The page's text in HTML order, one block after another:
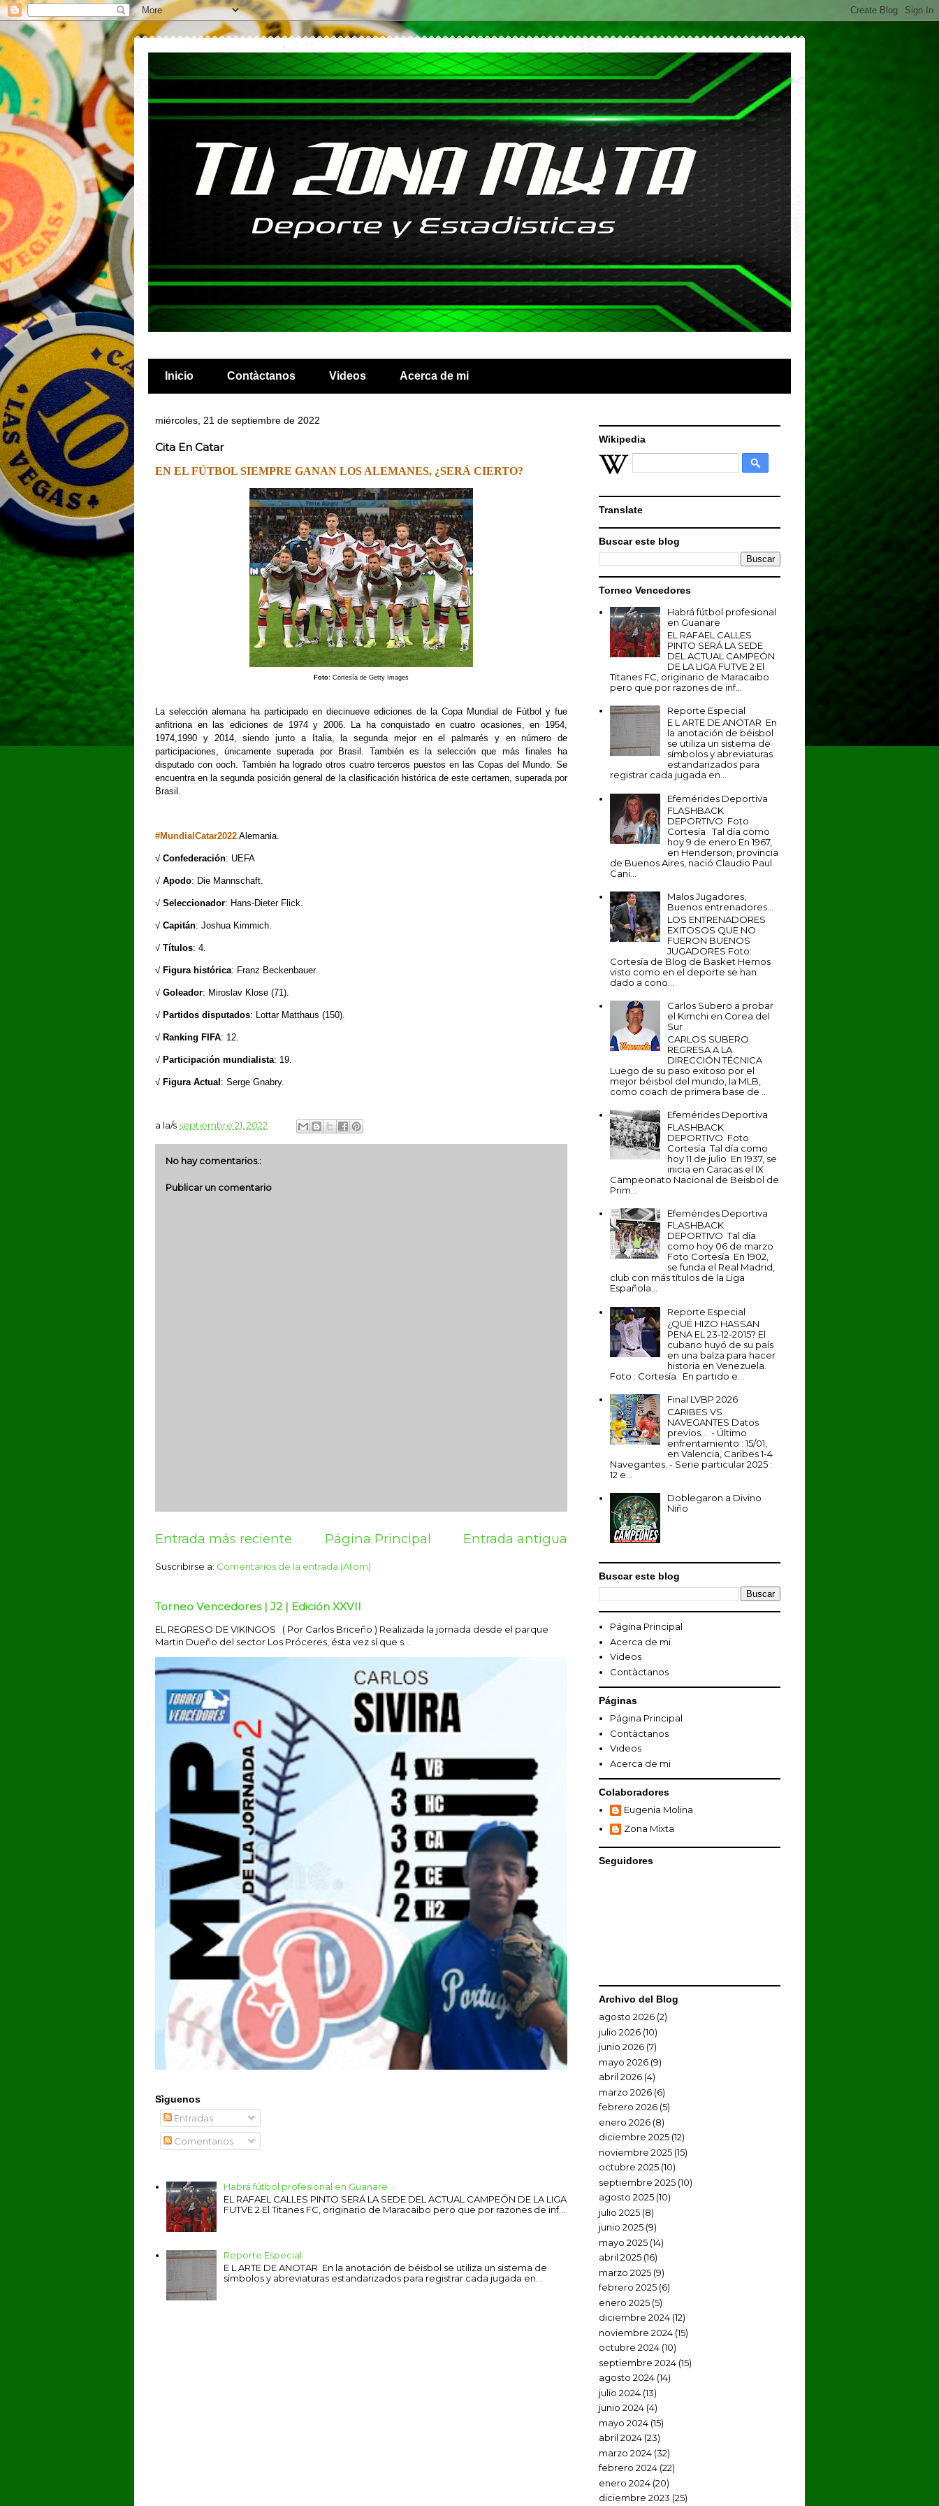
Inicio Contàctanos Videos Acerca de mi
miércoles, 21 de septiembre de 2022
Cita En Catar
EN EL FÚTBOL SIEMPRE GANAN LOS ALEMANES, ¿SERÁ CIERTO?
Foto: Cortesía de Getty Images
La selección alemana ha participado en diecinueve ediciones de la Copa Mundial de Fútbol y fue
anfitriona en las ediciones de 1974 y 2006. La ha conquistado en cuatro ocasiones, en 1954,
1974,1990 y 2014, siendo junto a Italia, la segunda mejor en el palmarés y en número de
participaciones, únicamente superada por Brasil. También es la selección que más finales ha
disputado con ooch. También ha logrado otros cuatro terceros puestos en las Copas del Mundo. Se
encuentra en la segunda posición general de la clasificación histórica de este certamen, superada por
Brasil.
#MundialCatar2022 Alemania.
√ Confederación: UEFA
√ Apodo: Die Mannschaft.
√ Seleccionador: Hans-Dieter Flick.
√ Capitán: Joshua Kimmich.
√ Títulos: 4.
√ Figura histórica: Franz Beckenbauer.
√ Goleador: Miroslav Klose (71).
√ Partidos disputados: Lottar Matthaus (150).
√ Ranking FIFA: 12.
√ Participación mundialista: 19.
√ Figura Actual : Serge Gnabry.
a la/s septiembre 21, 2022
No hay comentarios.:
Publicar un comentario
Entrada más reciente Entrada antigua
Página Principal
Suscribirse a: Comentarios de la entrada (Atom)
Torneo Vencedores | J2 | Edición XXVII
EL REGRESO DE VIKINGOS ( Por Carlos Briceño ) Realizada la jornada desde el parque
Martin Dueño del sector Los Próceres, ésta vez sí que s...
Sìguenos
Entradas
Comentarios
Habrá fútbol profesional en Guanare
EL RAFAEL CALLES PINTO SERÁ LA SEDE DEL ACTUAL CAMPEÓN DE LA LIGA
FUTVE 2 El Titanes FC, originario de Maracaibo pero que por razones de inf...
Reporte Especial
E L ARTE DE ANOTAR En la anotación de béisbol se utiliza un sistema de
símbolos y abreviaturas estandarizados para registrar cada jugada en...
Wikipedia
Translate
Buscar este blog
Torneo Vencedores
Habrá fútbol profesional
en Guanare
EL RAFAEL CALLES
PINTO SERÁ LA SEDE
DEL ACTUAL CAMPEÓN
DE LA LIGA FUTVE 2 El
Titanes FC, originario de Maracaibo
pero que por razones de inf...
Reporte Especial
E L ARTE DE ANOTAR En
la anotación de béisbol
se utiliza un sistema de
símbolos y abreviaturas
estandarizados para
registrar cada jugada en...
Efemérides Deportiva
FLASHBACK
DEPORTIVO Foto
Cortesía Tal día como
hoy 9 de enero En 1967,
en Henderson, provincia
de Buenos Aires, nació Claudio Paul
Cani...
Malos Jugadores,
Buenos entrenadores...
LOS ENTRENADORES
EXITOSOS QUE NO
FUERON BUENOS
JUGADORES Foto:
Cortesía de Blog de Basket Hemos
visto como en el deporte se han
dado a cono...
Carlos Subero a probar
el Kimchi en Corea del
Sur
CARLOS SUBERO
REGRESA A LA
DIRECCIÓN TÉCNICA
Luego de su paso exitoso por el
mejor béisbol del mundo, la MLB,
como coach de primera base de ...
Efemérides Deportiva
FLASHBACK
DEPORTIVO Foto
Cortesía Tal día como
hoy 11 de julio En 1937, se
inicia en Caracas el IX
Campeonato Nacional de Beisbol de
Prim...
Efemérides Deportiva
FLASHBACK
DEPORTIVO Tal día
como hoy 06 de marzo
Foto Cortesía En 1902,
se funda el Real Madrid,
club con más títulos de la Liga
Española...
Reporte Especial
¿QUÉ HIZO HASSAN
PENA EL 23-12-2015? El
cubano huyó de su país
en una balza para hacer
historia en Venezuela.
Foto : Cortesía En partido e...
Final LVBP 2026
CARIBES VS
NAVEGANTES Datos
previos... - Último
enfrentamiento : 15/01,
en Valencia, Caribes 1-4
Navegantes. - Serie particular 2025 :
12 e...
Doblegaron a Divino
Niño
Buscar este blog
Página Principal
Acerca de mi
Videos
Contàctanos
Páginas
Página Principal
Contàctanos
Videos
Acerca de mi
Colaboradores
Eugenia Molina
Zona Mixta
Seguidores
Archivo del Blog
agosto 2026 (2)
julio 2026 (10)
junio 2026 (7)
mayo 2026 (9)
abril 2026 (4)
marzo 2026 (6)
febrero 2026 (5)
enero 2026 (8)
diciembre 2025 (12)
noviembre 2025 (15)
octubre 2025 (10)
septiembre 2025 (10)
agosto 2025 (10)
julio 2025 (8)
junio 2025 (9)
mayo 2025 (14)
abril 2025 (16)
marzo 2025 (9)
febrero 2025 (6)
enero 2025 (5)
diciembre 2024 (12)
noviembre 2024 (15)
octubre 2024 (10)
septiembre 2024 (15)
agosto 2024 (14)
julio 2024 (13)
junio 2024 (4)
mayo 2024 (15)
abril 2024 (23)
marzo 2024 (32)
febrero 2024 (22)
enero 2024 (20)
diciembre 2023 (25)